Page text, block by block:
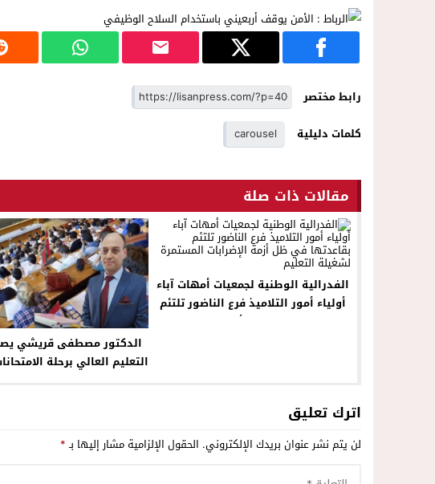
رابط مختصر
كلمات دليلية
carousel
مقالات ذات صلة
الفدرالية الوطنية لجمعيات أمهات آباء
أولياء أمور التلاميذ فرع الناضور تلتئم
بقاعدتها في ظل أزمة الإضرابات
الدكتور مصطفى قريشي
التعليم العالي برحلة
اترك تعليق
لن يتم نشر عنوان بريدك الإلكتروني. الحقول الإلزامية مشار إليها بـ*